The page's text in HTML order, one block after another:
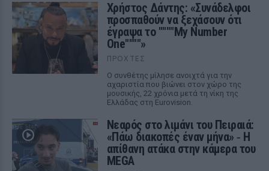
Χρήστος Δάντης: «Συνάδελφοι
προσπαθούν να ξεχάσουν ότι
έγραψα το """"My Number
One""""»
ΠΡΟΧΤΈΣ
Ο συνθέτης μίλησε ανοιχτά για την
αχαριστία που βιώνει στον χώρο της
μουσικής, 22 χρόνια μετά τη νίκη της
Ελλάδας στη Eurovision.
Νεαρός στο λιμάνι του Πειραιά:
«Πάω διακοπές έναν μήνα» ‑ Η
απίθανη ατάκα στην κάμερα του
MEGA